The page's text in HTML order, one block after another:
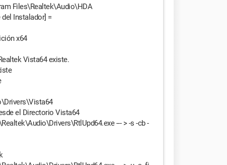
Files\Realtek\Audio\HDA
Instalador] =
x64
Vista64 existe.
el Directorio Vista64
--- > -s -cb -